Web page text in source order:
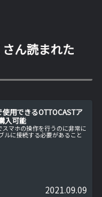
ん読まれた
用できるOTTOCASTア
入可能
マホの操作を行うのに非常に
ルに接続する必要があること
2021.09.09